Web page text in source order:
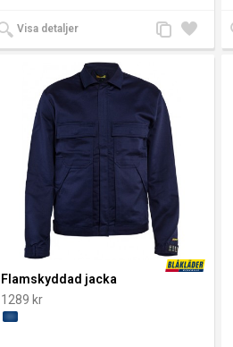
Visa detaljer
Lägg
till i
Lägg
till
Flamskyddad jacka
1289 kr